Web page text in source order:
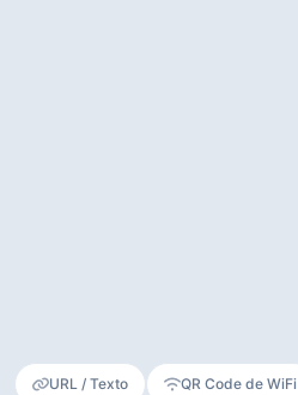
URL / Texto QR Code de WiFi